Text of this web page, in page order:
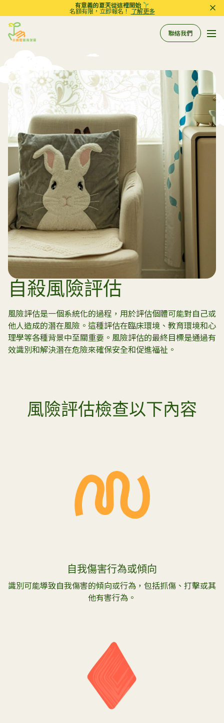
有意義的夏天從這裡開始
名額有限，立即報名！了解更多
Sprout in Motion 聯絡我們
關於我們
所有服務
服務
評估
到校支援服務
常規工作坊
相關資訊
參考資料
自殺風險評估
風險評估是一個系統化的過程，用於評估個體可能對自己或
他人造成的潛在風險。這種評估在臨床環境、教育環境和心
理學等各種背景中至關重要。風險評估的最終目標是通過有
效識別和解決潛在危險來確保安全和促進福祉。
風險評估檢查以下內容
自我傷害行為或傾向
識別可能導致自我傷害的傾向或行為，包括抓傷、打擊或其
他有害行為。